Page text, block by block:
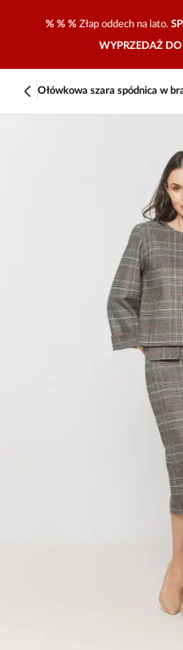
% % % Złap oddech na lato.
WYPRZEDAŻ
Ołówkowa szara spódnica w